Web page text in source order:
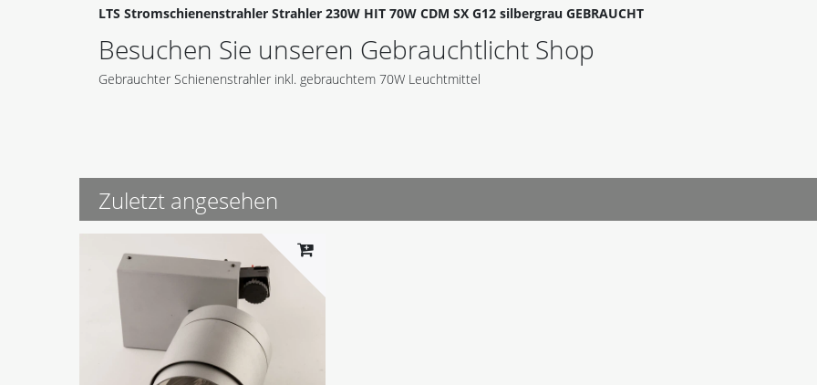
LTS Stromschienenstrahler Strahler 230W HIT 70W CDM SX G12 silbergrau GEBRAUCHT
Besuchen Sie unseren Gebrauchtlicht Shop
Gebrauchter Schienenstrahler inkl. gebrauchtem 70W Leuchtmittel
Zuletzt angesehen